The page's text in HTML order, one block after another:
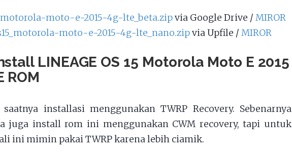
moto-e-2015-4g-lte_beta.zipvia Google Drive /MIROR
moto-e-2015-4g-lte_nano.zipvia Upfile /MIROR
LINEAGE OS 15 Motorola Moto E 2015
ROM
saatnya installasi menggunakan TWRP Recovery. Sebenarnya
juga install rom ini menggunakan CWM recovery, tapi untuk
ini mimin pakai TWRP karena lebih ciamik.